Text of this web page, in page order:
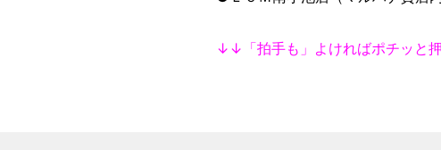
↓↓「拍手も」よければポチッと